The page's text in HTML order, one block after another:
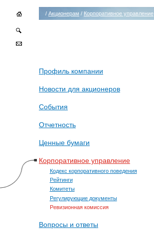
/ Акционерам / Корпоративное управление
Профиль компании
Новости для акционеров
События
Отчетность
Ценные бумаги
Корпоративное управление
Кодекс корпоративного поведения
Рейтинги
Комитеты
Регулирующие документы
Ревизионная комиссия
Вопросы и ответы